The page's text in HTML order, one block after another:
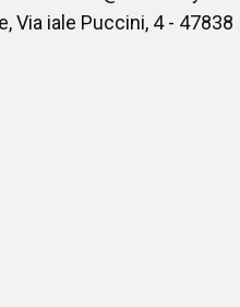
Via iale Puccini, 4 - 47838